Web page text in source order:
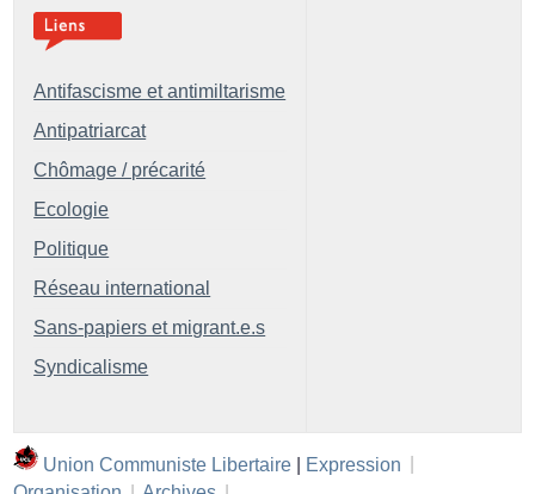
Antifascisme et antimiltarisme
Antipatriarcat
Chômage / précarité
Ecologie
Politique
Réseau international
Sans-papiers et migrant.e.s
Syndicalisme
Union Communiste Libertaire | Expression